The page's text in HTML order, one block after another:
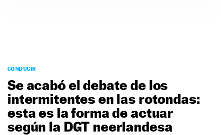
PODCAST
MOTOS
TECNOLOGÍA
SUPERCOCHES
CONDUCIR
Se acabó el debate de los
intermitentes en las rotondas:
esta es la forma de actuar
según la DGT neerlandesa